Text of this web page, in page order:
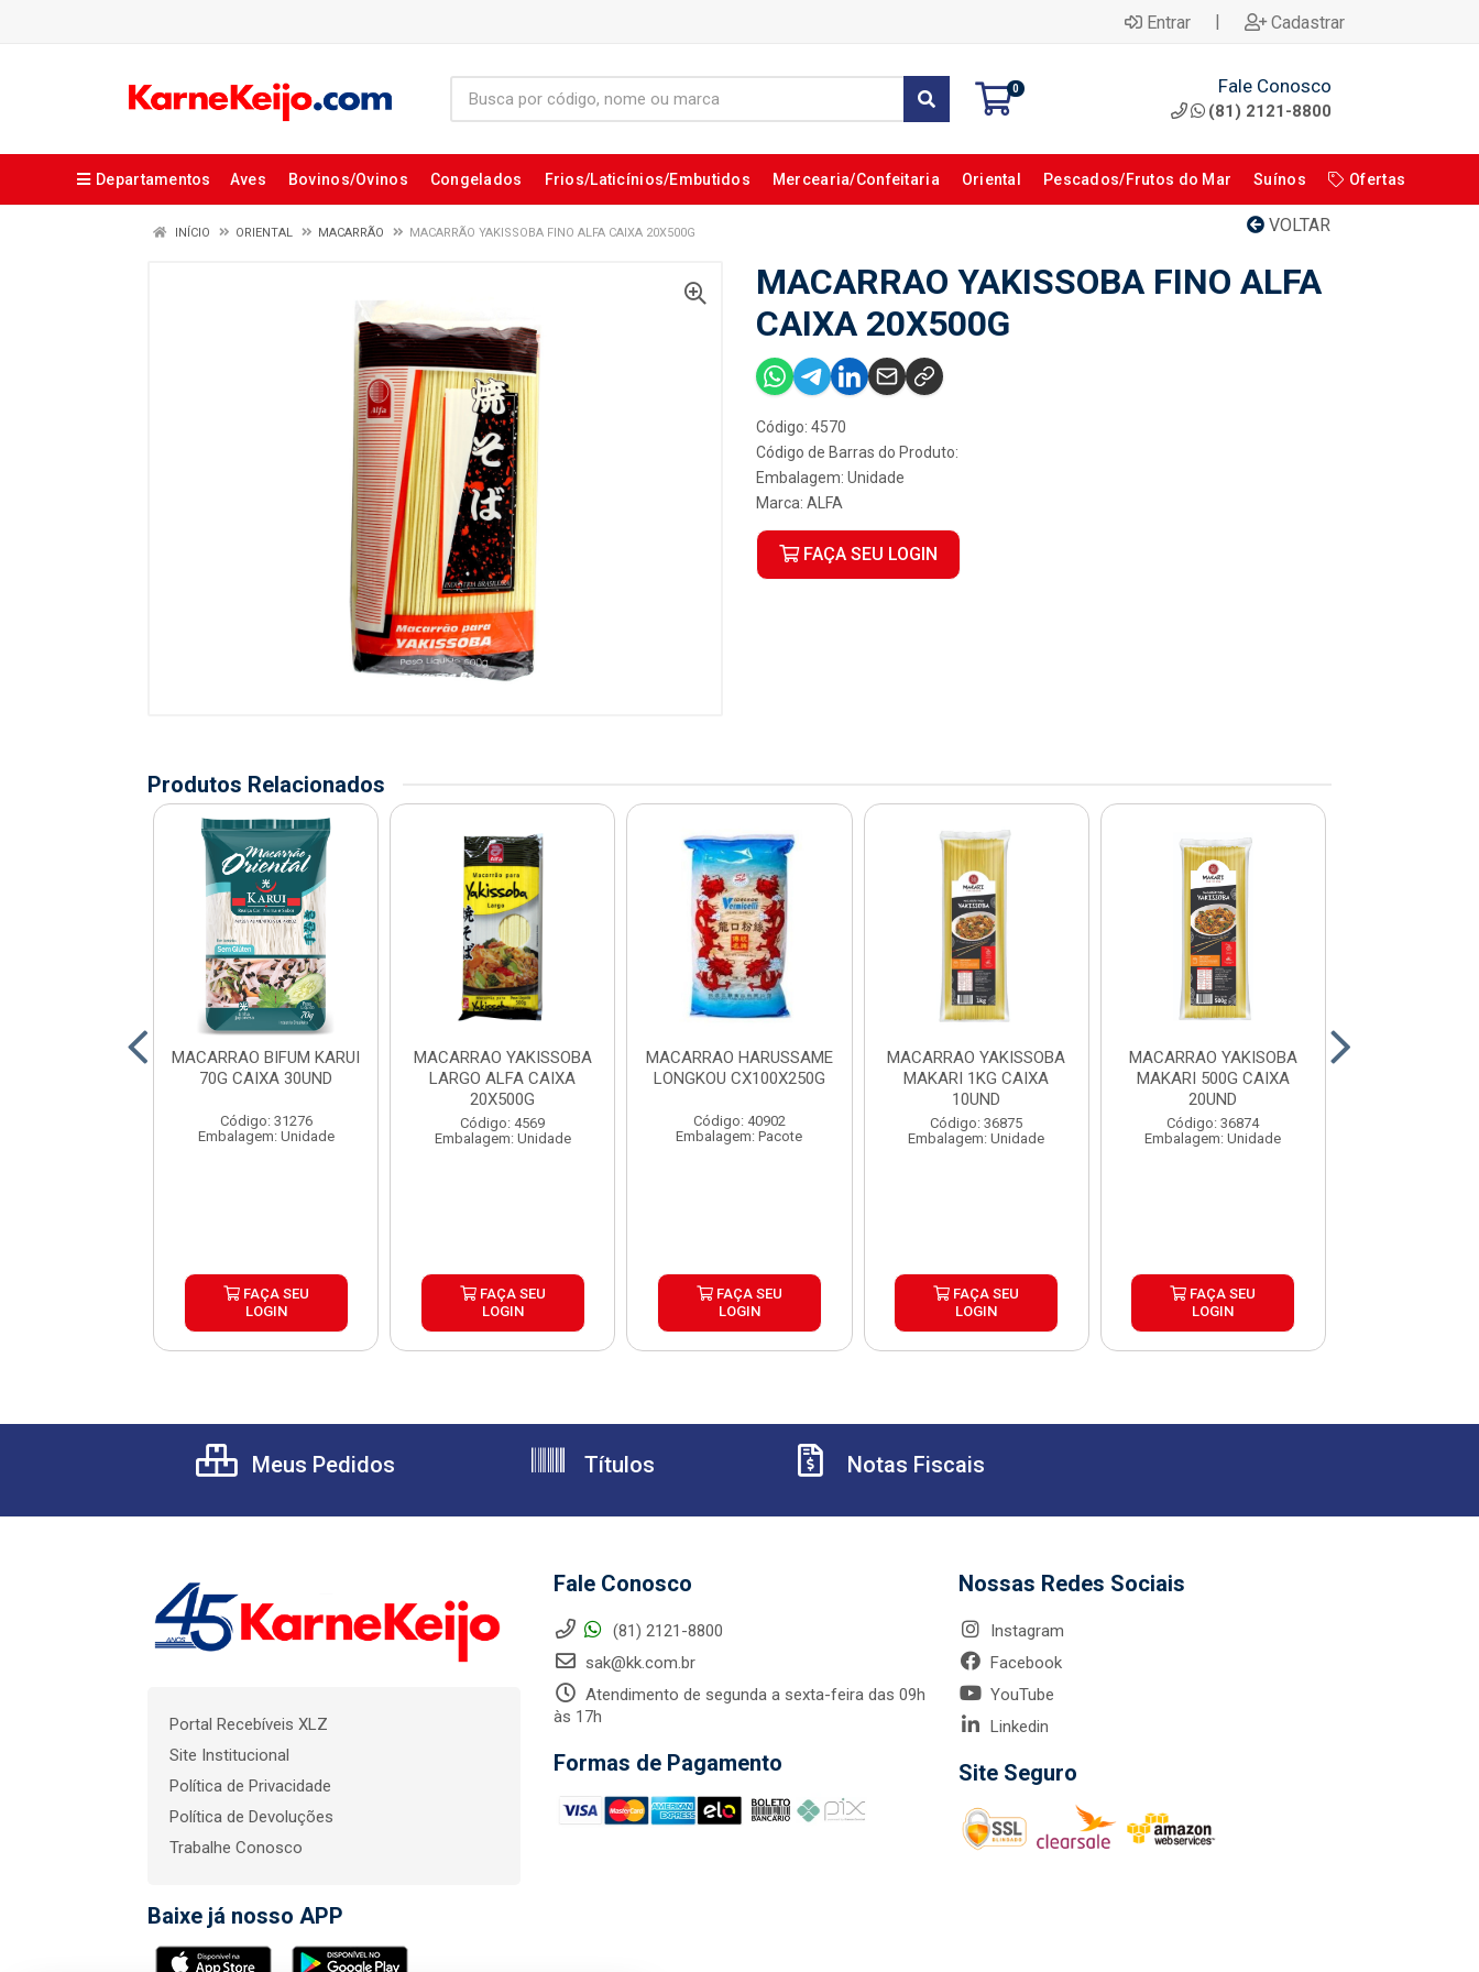
Entrar | Cadastrar
0 Fale Conosco
(81) 2121-8800
Departamentos Aves Bovinos/Ovinos Congelados Frios/Laticínios/Embutidos Mercearia/Confeitaria Oriental Pescados/Frutos do Mar Suínos Ofertas
VOLTAR
INÍCIO ORIENTAL MACARRÃO MACARRÃO YAKISSOBA FINO ALFA CAIXA 20X500G
MACARRAO YAKISSOBA FINO ALFA
CAIXA 20X500G
Código: 4570
Código de Barras do Produto:
Embalagem: Unidade
Marca: ALFA
FAÇA SEU LOGIN
Produtos Relacionados
MACARRAO BIFUM KARUI
70G CAIXA 30UND
Código: 31276
Embalagem: Unidade
FAÇA SEU
LOGIN
MACARRAO YAKISSOBA
LARGO ALFA CAIXA
20X500G
Código: 4569
Embalagem: Unidade
FAÇA SEU
LOGIN
MACARRAO HARUSSAME
LONGKOU CX100X250G
Código: 40902
Embalagem: Pacote
FAÇA SEU
LOGIN
MACARRAO YAKISSOBA
MAKARI 1KG CAIXA
10UND
Código: 36875
Embalagem: Unidade
FAÇA SEU
LOGIN
MACARRAO YAKISOBA
MAKARI 500G CAIXA
20UND
Código: 36874
Embalagem: Unidade
FAÇA SEU
LOGIN
Meus Pedidos Títulos Notas Fiscais
Portal Recebíveis XLZ
Site Institucional
Política de Privacidade
Política de Devoluções
Trabalhe Conosco
Baixe já nosso APP
Fale Conosco
(81) 2121-8800
sak@kk.com.br
Atendimento de segunda a sexta-feira das 09h
às 17h
Formas de Pagamento
Nossas Redes Sociais
Instagram
Facebook
YouTube
Linkedin
Site Seguro